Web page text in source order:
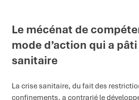
Le mécénat de
mode d’action qui a
sanitaire
La crise sanitaire, du fait des
confinements, a contrarié le